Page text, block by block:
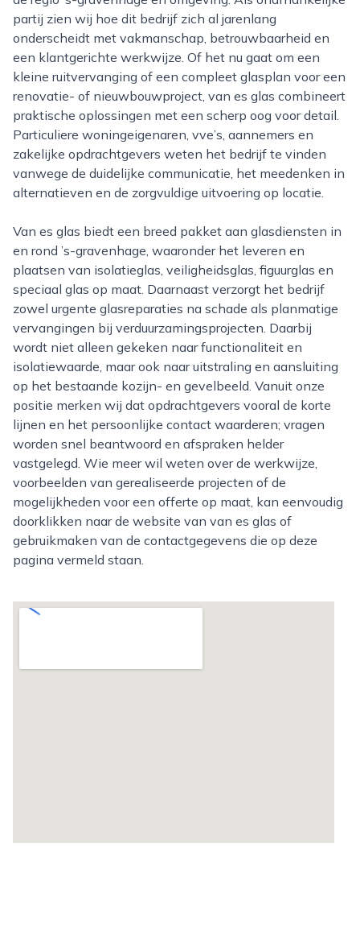
partij zien wij hoe dit bedrijf zich al jarenlang
onderscheidt met vakmanschap, betrouwbaarheid en
een klantgerichte werkwijze. Of het nu gaat om een
kleine ruitvervanging of een compleet glasplan voor een
renovatie- of nieuwbouwproject, van es glas combineert
praktische oplossingen met een scherp oog voor detail.
Particuliere woningeigenaren, vve’s, aannemers en
zakelijke opdrachtgevers weten het bedrijf te vinden
vanwege de duidelijke communicatie, het meedenken in
alternatieven en de zorgvuldige uitvoering op locatie.
Van es glas biedt een breed pakket aan glasdiensten in
en rond ’s-gravenhage, waaronder het leveren en
plaatsen van isolatieglas, veiligheidsglas, figuurglas en
speciaal glas op maat. Daarnaast verzorgt het bedrijf
zowel urgente glasreparaties na schade als planmatige
vervangingen bij verduurzamingsprojecten. Daarbij
wordt niet alleen gekeken naar functionaliteit en
isolatiewaarde, maar ook naar uitstraling en aansluiting
op het bestaande kozijn- en gevelbeeld. Vanuit onze
positie merken wij dat opdrachtgevers vooral de korte
lijnen en het persoonlijke contact waarderen; vragen
worden snel beantwoord en afspraken helder
vastgelegd. Wie meer wil weten over de werkwijze,
voorbeelden van gerealiseerde projecten of de
mogelijkheden voor een offerte op maat, kan eenvoudig
doorklikken naar de website van van es glas of
gebruikmaken van de contactgegevens die op deze
pagina vermeld staan.